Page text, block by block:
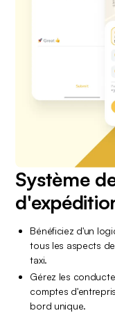
Système
Bénéficiez d'un
tous les aspects
taxi.
Gérez les
comptes
bord unique.